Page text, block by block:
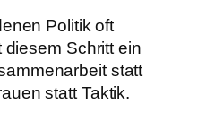
Politik oft
Schritt ein
statt
statt Taktik.